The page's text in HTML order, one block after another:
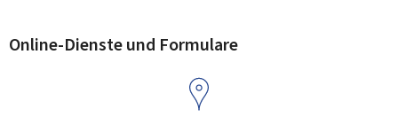
Online-Dienste und Formulare